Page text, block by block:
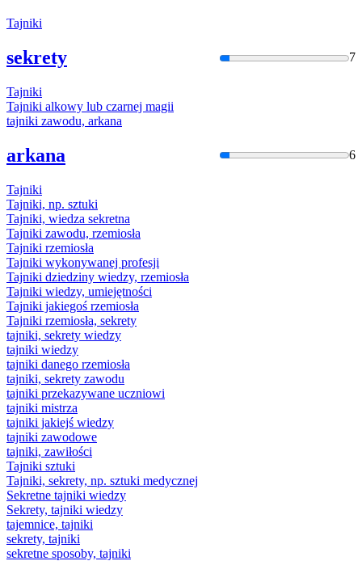
Tajniki
sekrety 7
Tajniki
Tajniki alkowy lub czarnej magii
tajniki zawodu, arkana
arkana 6
Tajniki
Tajniki, np. sztuki
Tajniki, wiedza sekretna
Tajniki zawodu, rzemiosła
Tajniki rzemiosła
Tajniki wykonywanej profesji
Tajniki dziedziny wiedzy, rzemiosła
Tajniki wiedzy, umiejętności
Tajniki jakiegoś rzemiosła
Tajniki rzemiosła, sekrety
tajniki, sekrety wiedzy
tajniki wiedzy
tajniki danego rzemiosła
tajniki, sekrety zawodu
tajniki przekazywane uczniowi
tajniki mistrza
tajniki jakiejś wiedzy
tajniki zawodowe
tajniki, zawiłości
Tajniki sztuki
Tajniki, sekrety, np. sztuki medycznej
Sekretne tajniki wiedzy
Sekrety, tajniki wiedzy
tajemnice, tajniki
sekrety, tajniki
sekretne sposoby, tajniki